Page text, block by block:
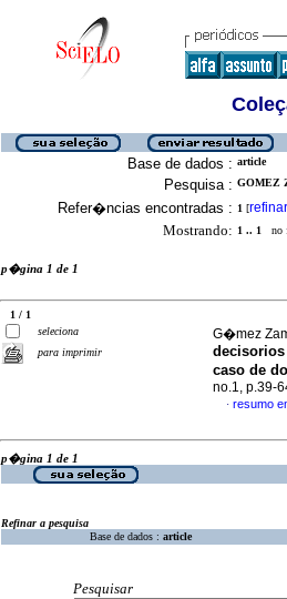
Base de dados : article
Pesquisa : GOMEZ
Refer�ncias encontradas : 1 [refinar
Mostrando: 1 .. 1 no
p�gina 1 de 1
1 / 1
seleciona
para imprimir
G�mez
caso de
no.1, p.39-
· resumo
p�gina 1 de 1
Refinar a pesquisa
Base de dados : article
Pesquisar